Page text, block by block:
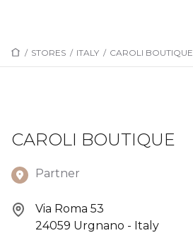
/ STORES / ITALY / CAROLI BOUTIQUE
CAROLI BOUTIQUE
Partner
Via Roma 53
24059 Urgnano - Italy